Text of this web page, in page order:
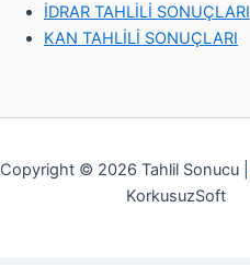
İDRAR TAHLİLİ SONUÇLARI
KAN TAHLİLİ SONUÇLARI
Copyright © 2026 Tahlil Sonucu |
KorkusuzSoft